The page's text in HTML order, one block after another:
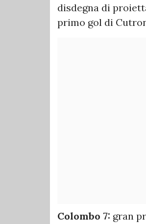
disdegna di
primo gol di
Colombo 7: gran